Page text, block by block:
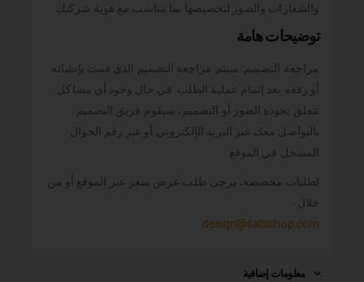
والشعارات والصور لتخصيصها بما يتناسب مع هوية شركتك
توضيحات هامة
مراجعة التصميم: سيتم مراجعة التصميم الذي قمت بإنشائه
أو رفعه بعد إتمام عملية الطلب. في حال وجود أي مشاكل
تتعلق بجودة الصور أو التصميم، سيقوم فريق التصميم
بالتواصل معك عبر البريد الإلكتروني أو عبر رقم الجوال
المسجل في الموقع
لطلبات مخصصة، يرجى طلب عرض سعر عبر الموقع أو من
خلال
design@sahlshop.com
معلومات إضافية